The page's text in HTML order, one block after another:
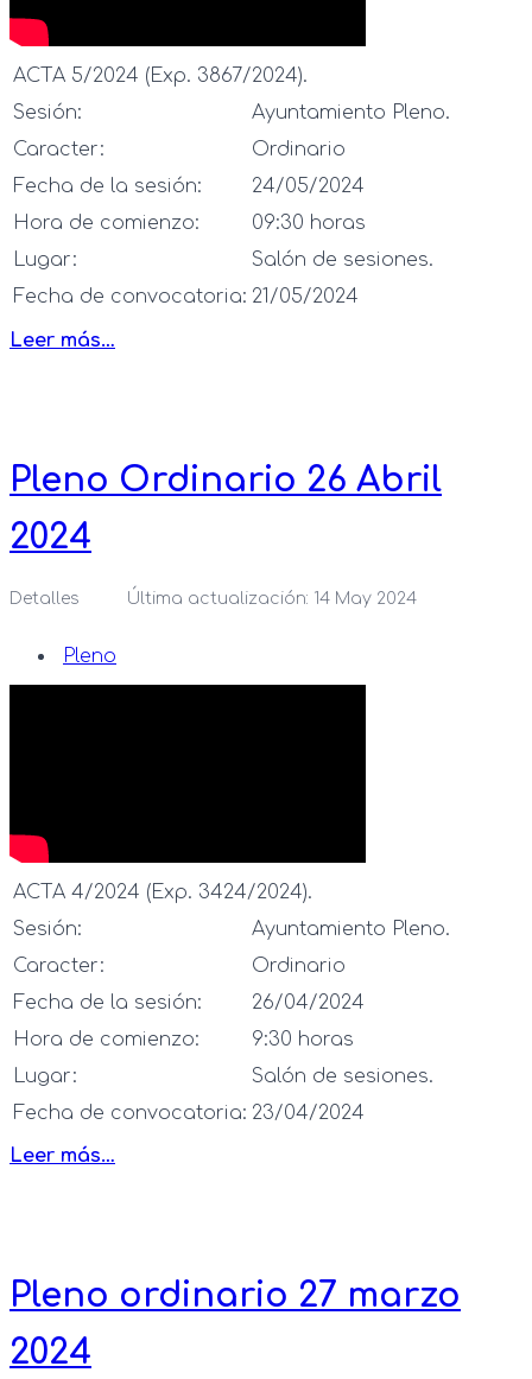
ACTA 5/2024 (Exp. 3867/2024).
Sesión:
Ayuntamiento Pleno.
Caracter:
Ordinario
Fecha de la sesión:
24/05/2024
Hora de comienzo:
09:30 horas
Lugar:
Salón de sesiones.
Fecha de convocatoria: 21/05/2024
Leer más…
Pleno Ordinario 26 Abril
2024
Detalles Última actualización: 14 May 2024
Pleno
ACTA 4/2024 (Exp. 3424/2024).
Sesión:
Ayuntamiento Pleno.
Caracter:
Ordinario
Fecha de la sesión:
26/04/2024
Hora de comienzo:
9:30 horas
Lugar:
Salón de sesiones.
Fecha de convocatoria: 23/04/2024
Leer más…
Pleno ordinario 27 marzo
2024